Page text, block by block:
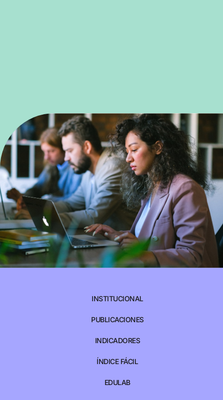
INSTITUCIONAL
PUBLICACIONES
INDICADORES
ÍNDICE FÁCIL
EDULAB